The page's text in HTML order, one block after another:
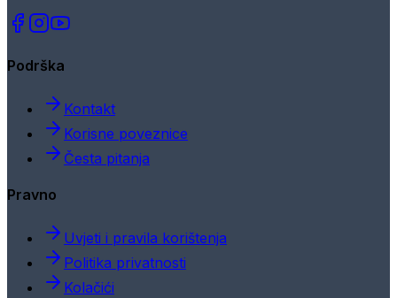
Podrška
Kontakt
Korisne poveznice
Česta pitanja
Pravno
Uvjeti i pravila korištenja
Politika privatnosti
Kolačići